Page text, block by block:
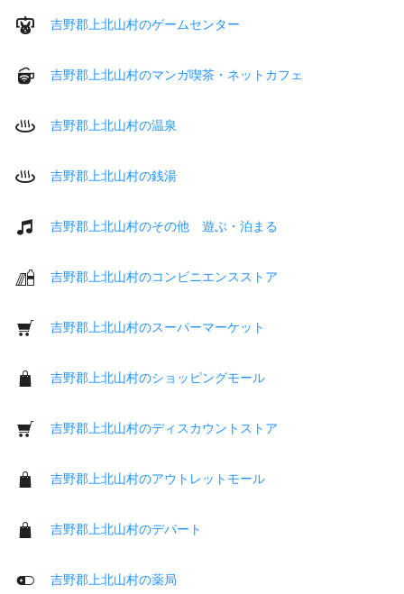
吉野郡上北山村のゲームセンター
吉野郡上北山村のマンガ喫茶・ネットカフェ
吉野郡上北山村の温泉
吉野郡上北山村の銭湯
吉野郡上北山村のその他 遊ぶ・泊まる
吉野郡上北山村のコンビニエンスストア
吉野郡上北山村のスーパーマーケット
吉野郡上北山村のショッピングモール
吉野郡上北山村のディスカウントストア
吉野郡上北山村のアウトレットモール
吉野郡上北山村のデパート
吉野郡上北山村の薬局